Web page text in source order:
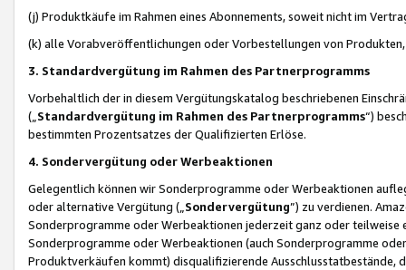
(j) Produktkäufe im Rahmen eines Abonnements, soweit nicht im
(k) alle Vorabveröffentlichungen oder Vorbestellungen von
3. Standardvergütung im Rahmen des Partnerprogramms
Vorbehaltlich der in diesem Vergütungskatalog beschriebenen
(„ Standardvergütung im Rahmen des Partnerprogramms“)
bestimmten Prozentsatzes der Qualifizierten Erlöse.
4. Sondervergütung oder Werbeaktionen
Gelegentlich können wir Sonderprogramme oder Werbeaktionen
oder alternative Vergütung („ Sondervergütung”) zu verdienen.
Sonderprogramme oder Werbeaktionen jederzeit ganz oder
Sonderprogramme oder Werbeaktionen (auch Sonderprogramme
Produktverkäufen kommt) disqualifizierende Ausschlusstatbestände,